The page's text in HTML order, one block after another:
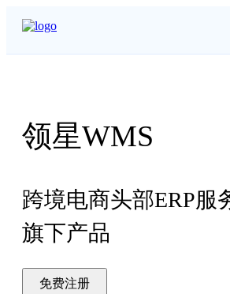
领星WMS
跨境电商头部ERP服
旗下产品
免费注册